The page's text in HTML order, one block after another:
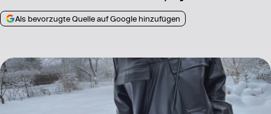
Als bevorzugte Quelle auf Google hinzufügen